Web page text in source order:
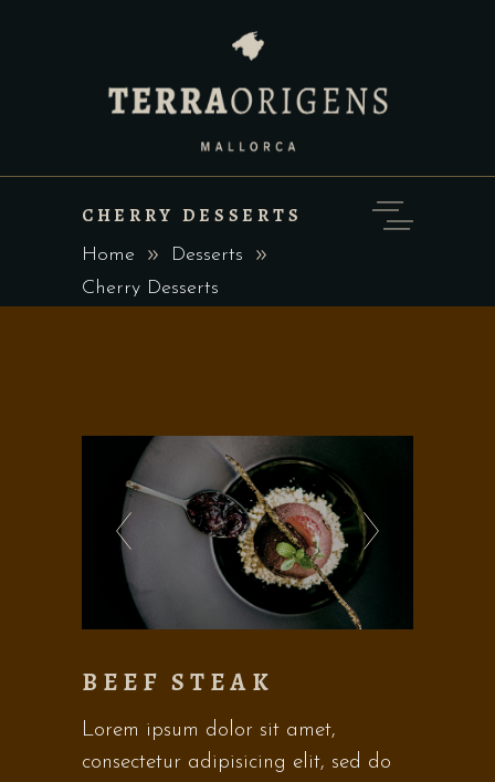
CHERRY DESSERTS
Home
Desserts
Cherry Desserts
BEEF STEAK
Lorem ipsum dolor sit amet,
consectetur adipisicing elit, sed do